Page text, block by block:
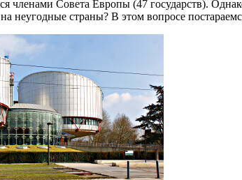
членами Совета Европы (47 государств).
неугодные страны? В этом вопросе